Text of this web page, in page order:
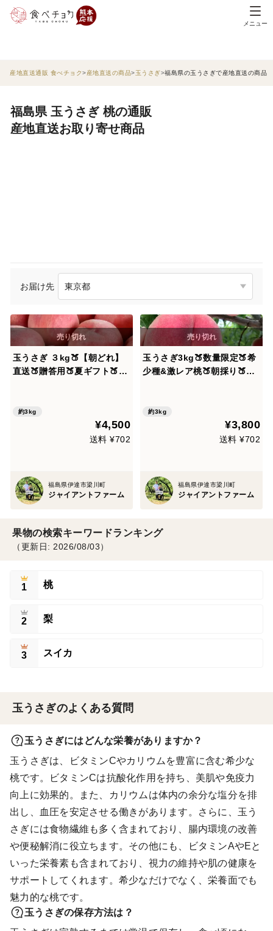
メニュー
産地直送通販 食べチョク 産地直送の商品 玉うさぎ 福島県の玉うさぎで産地直送の商品
福島県 玉うさぎ 桃の通販
産地直送お取り寄せ商品
お届け先
玉うさぎ ３kg🍑【朝どれ】
直送🍑贈答用🍑夏ギフト🍑自
品種🍑パリパリ硬めで甘い🍑
8月下旬頃～収穫予定🍑晩生
約3kg
¥4,500
送料 ¥702
福島県伊達市梁川町
ジャイアントファーム
玉うさぎ3kg🍑数量限定🍑希
少種&激レア桃🍑朝採り🍑
て硬め～熟すと柔らかジュー
シーなめらか白桃🍑8月下旬
約3kg
¥3,800
送料 ¥702
福島県伊達市梁川町
ジャイアントファーム
果物の検索キーワードランキング
（更新日: 2026/08/03）
1 桃
2 梨
3 スイカ
玉うさぎのよくある質問
玉うさぎにはどんな栄養がありますか？
玉うさぎは、ビタミンCやカリウムを豊富に含む希少な
桃です。ビタミンCは抗酸化作用を持ち、美肌や免疫力
向上に効果的。また、カリウムは体内の余分な塩分を排
出し、血圧を安定させる働きがあります。さらに、玉う
さぎには食物繊維も多く含まれており、腸内環境の改善
や便秘解消に役立ちます。その他にも、ビタミンAやEと
いった栄養素も含まれており、視力の維持や肌の健康を
サポートしてくれます。希少なだけでなく、栄養面でも
魅力的な桃です。
玉うさぎの保存方法は？